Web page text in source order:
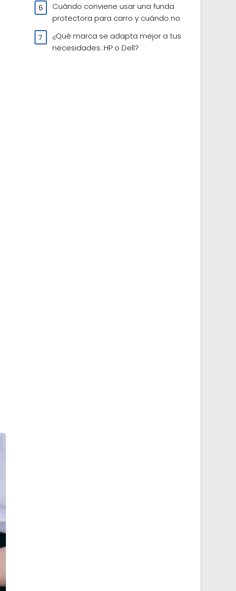
Cuándo conviene usar una funda
protectora para carro y cuándo no
¿Qué marca se adapta mejor a tus
necesidades: HP o Dell?